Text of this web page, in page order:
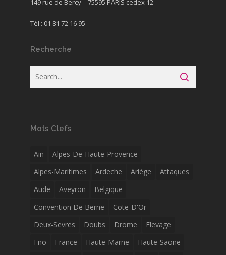
149 rue de Bercy – 75595 PARIS cedex 12
Tél : 01 81 72 16 95
Recherche
Mots Clefs
Ain
Alpes-De-Haute-Provence
Alpes-Maritimes
Ardeche Ariège
Attaques
Aude
Aveyron
Belgique
Convention De Berne
Cote-D'Or
Deux-Sevres
Doubs Drome
Elevage
Fno
France Haute-Marne
Haute-Saone